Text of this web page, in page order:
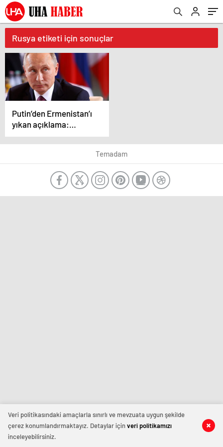
Rusya etiketi için sonuçlar
Putin’den Ermenistan’ı
yıkan açıklama:
Karabağ Azerbaycan’ın
ayrılmaz bir parçasıdır!
Temadam
Veri politikasındaki amaçlarla sınırlı ve mevzuata uygun şekilde
çerez konumlandırmaktayız. Detaylar içinveri politikamızı
inceleyebilirsiniz.